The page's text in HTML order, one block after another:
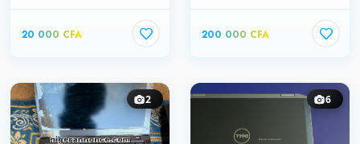
20 000 CFA 200 000 CFA
2 6